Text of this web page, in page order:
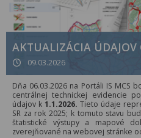
AKTUALIZÁCIA ÚDAJOV
09.03.2026
Dňa 06.03.2026 na Portáli IS MCS
centrálnej technickej evidencie
údajov k 1.1.2026. Tieto údaje
SR za rok 2025; k tomuto stavu
štatistické výstupy a mapové
zverejňované na webovej stránke